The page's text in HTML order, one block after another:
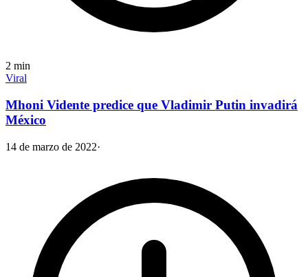
2 min
Viral
Mhoni Vidente predice que Vladimir Putin invadirá
México
14 de marzo de 2022·